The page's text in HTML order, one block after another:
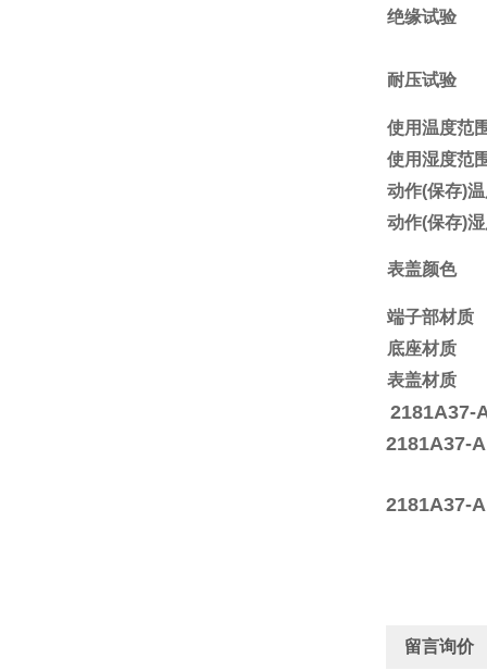
绝缘试验
耐压试验
使用温度范
使用湿度范
动作(保存)
动作(保存)
表盖颜色
端子部材质
底座材质
表盖材质
2181A37-
2181A37-
2181A37-
留言询价